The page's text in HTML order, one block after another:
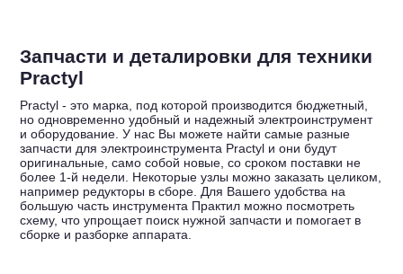
Запчасти и деталировки для техники
Practyl
Practyl - это марка, под которой производится бюджетный,
но одновременно удобный и надежный электроинструмент
и оборудование. У нас Вы можете найти самые разные
запчасти для электроинструмента Practyl и они будут
оригинальные, само собой новые, со сроком поставки не
более 1-й недели. Некоторые узлы можно заказать целиком,
например редукторы в сборе. Для Вашего удобства на
большую часть инструмента Практил можно посмотреть
схему, что упрощает поиск нужной запчасти и помогает в
сборке и разборке аппарата.